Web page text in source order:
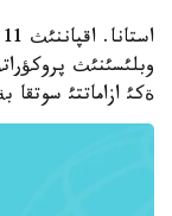
وبلئسئنئث
ةكئ ازاماتتئ سوتقا